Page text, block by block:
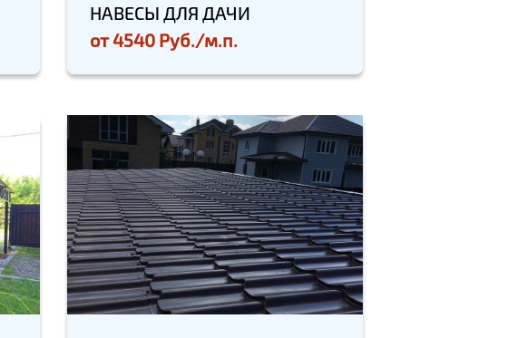
НАВЕСЫ ДЛЯ ДАЧИ
от4540 Руб./м.п.